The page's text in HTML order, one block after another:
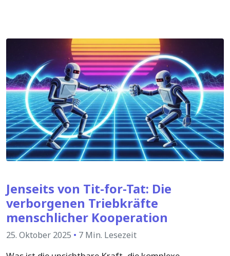
Jenseits von Tit-for-Tat: Die
verborgenen Triebkräfte
menschlicher Kooperation
25. Oktober 2025 • 7 Min. Lesezeit